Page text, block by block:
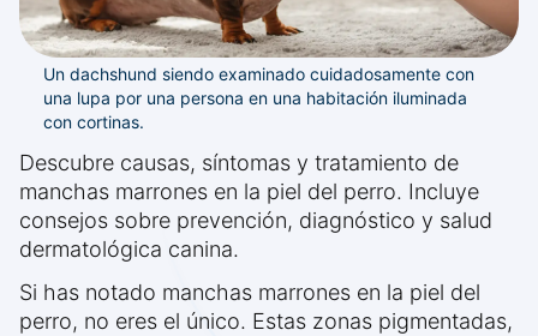
Un dachshund siendo examinado cuidadosamente con
una lupa por una persona en una habitación iluminada
con cortinas.
Descubre causas, síntomas y tratamiento de
manchas marrones en la piel del perro. Incluye
consejos sobre prevención, diagnóstico y salud
dermatológica canina.
Si has notado manchas marrones en la piel del
perro, no eres el único. Estas zonas pigmentadas,